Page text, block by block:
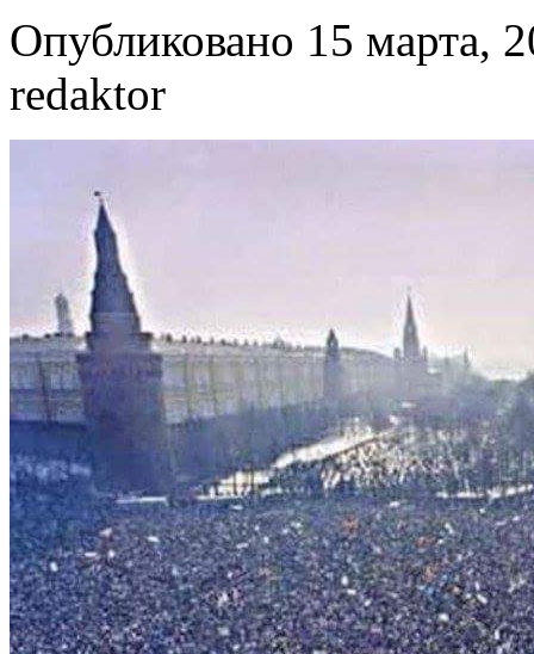
Опубликовано 15 марта,
redaktor